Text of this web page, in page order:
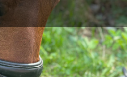
Parkanon Ratsastajat